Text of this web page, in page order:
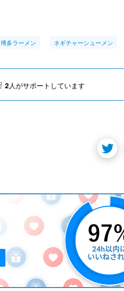
博多ラーメン ネギチャーシューメン
2人がサポートしています